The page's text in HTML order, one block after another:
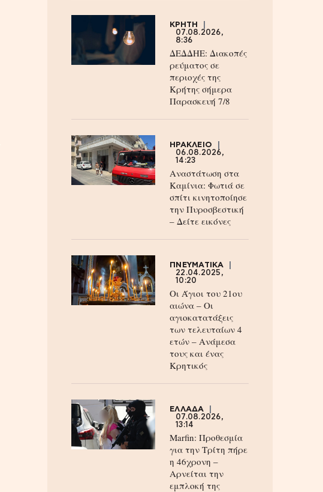
ΚΡΗΤΗ
07.08.2026,
8:36
ΔΕΔΔΗΕ: Διακοπές
ρεύματος σε
περιοχές της
Κρήτης σήμερα
Παρασκευή 7/8
ΗΡΑΚΛΕΙΟ
06.08.2026,
14:23
Αναστάτωση στα
Καμίνια: Φωτιά σε
σπίτι κινητοποίησε
την Πυροσβεστική
– Δείτε εικόνες
ΠΝΕΥΜΑΤΙΚΑ
22.04.2025,
10:20
Οι Άγιοι του 21ου
αιώνα – Οι
αγιοκατατάξεις
των τελευταίων 4
ετών – Ανάμεσα
τους και ένας
Κρητικός
ΕΛΛΑΔΑ
07.08.2026,
13:14
Marfin: Προθεσμία
για την Τρίτη πήρε
η 46χρονη –
Aρνείται την
εμπλοκή της